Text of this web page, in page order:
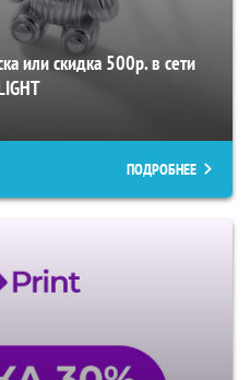
или скидка 500р. в сети
ПОДРОБНЕЕ